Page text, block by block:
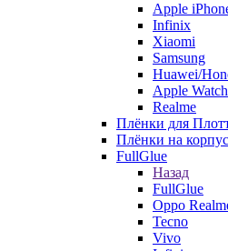
Apple
Infinix
Xiaomi
Samsung
Huawei/
Apple Watch
Realme
Плёнки для
Плёнки на
FullGlue
Назад
FullGlue
Oppo
Tecno
Vivo